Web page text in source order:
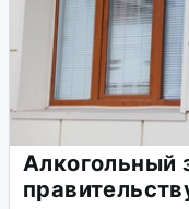
Алкогольный